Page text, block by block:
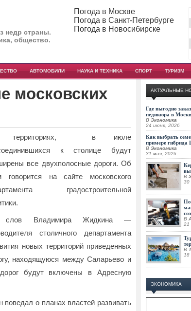
недр страны.
общество.
Погода в Москве
Погода в Санкт-Петербурге
Погода в Новосибирске
АВТОМОБИЛИ НАУКА И ТЕХНИКА СПОРТ ТУРИЗМ
московских
территориях, в июле
к столице будут
все двухполосные дороги. Об
говорится на сайте московского
градостроительной
Владимира Жидкина —
столичного департамента
новых территорий приведенных
находящуюся между Саларьево и
будут включены в Адресную
о планах властей развивать
АКТУАЛЬНЫЕ
Где выгодно
педикюра в
В Экономика
24 июня, 2026
Как выбрать
примере
В Экономика
31 мая, 2026
В
30
В
21
В
18
ЭКОНОМИКА